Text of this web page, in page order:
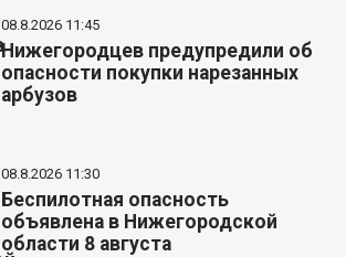
08.8.2026 11:45
Нижегородцев предупредили об
опасности покупки нарезанных
арбузов
08.8.2026 11:30
Беспилотная опасность
объявлена в Нижегородской
области 8 августа